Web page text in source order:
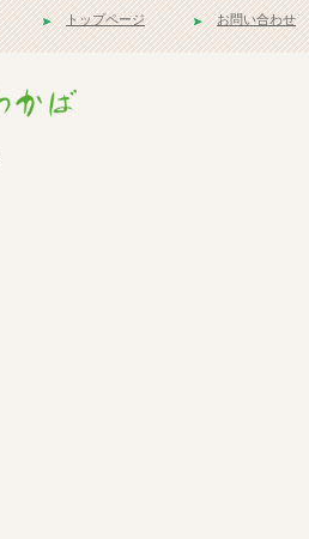
トップページ お問い合わせ